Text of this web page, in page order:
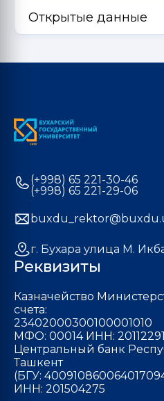
Открытые данные
(+998) 65 221-30-46
(+998) 65 221-29-06
г. Бухара улица М.
Реквизиты
Казначейство
счета:
23402000300100001010
МФО: 00014 ИНН:
Центральный банк
Ташкент
(БГУ:
ИНН: 201504275